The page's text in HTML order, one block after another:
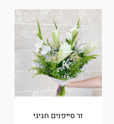
זר סייפנים חגיגי